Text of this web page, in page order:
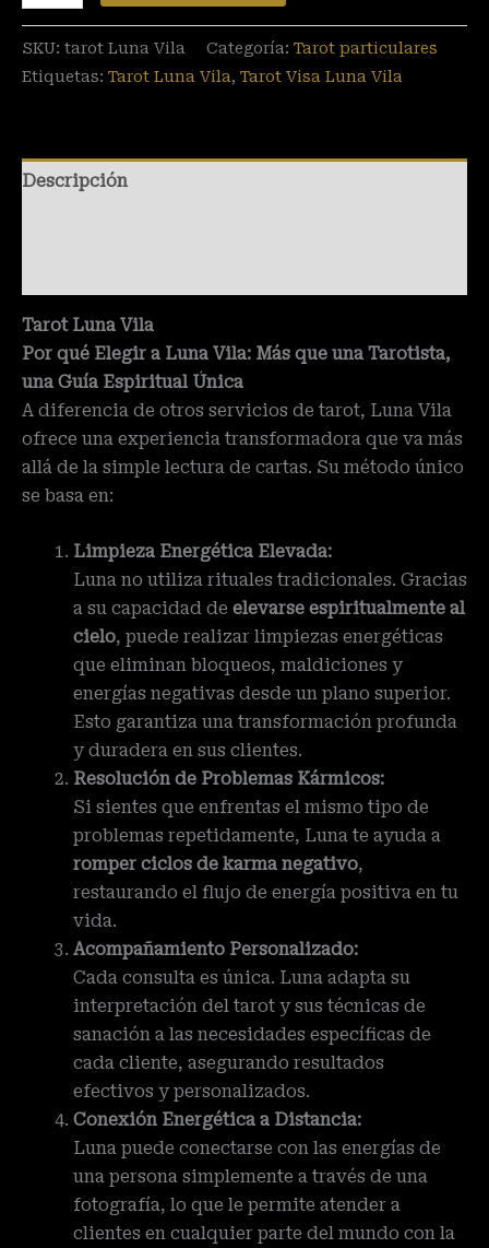
SKU: tarot Luna Vila Categoría: Tarot particulares
Etiquetas: Tarot Luna Vila, Tarot Visa Luna Vila
Descripción
Tarot Luna Vila
Por qué Elegir a Luna Vila: Más que una Tarotista,
una Guía Espiritual Única
A diferencia de otros servicios de tarot, Luna Vila
ofrece una experiencia transformadora que va más
allá de la simple lectura de cartas. Su método único
se basa en:
Limpieza Energética Elevada:
Luna no utiliza rituales tradicionales. Gracias
a su capacidad de elevarse espiritualmente al
cielo, puede realizar limpiezas energéticas
que eliminan bloqueos, maldiciones y
energías negativas desde un plano superior.
Esto garantiza una transformación profunda
y duradera en sus clientes.
Resolución de Problemas Kármicos:
Si sientes que enfrentas el mismo tipo de
problemas repetidamente, Luna te ayuda a
romper ciclos de karma negativo,
restaurando el flujo de energía positiva en tu
vida.
Acompañamiento Personalizado:
Cada consulta es única. Luna adapta su
interpretación del tarot y sus técnicas de
sanación a las necesidades específicas de
cada cliente, asegurando resultados
efectivos y personalizados.
Conexión Energética a Distancia:
Luna puede conectarse con las energías de
una persona simplemente a través de una
fotografía, lo que le permite atender a
clientes en cualquier parte del mundo con la